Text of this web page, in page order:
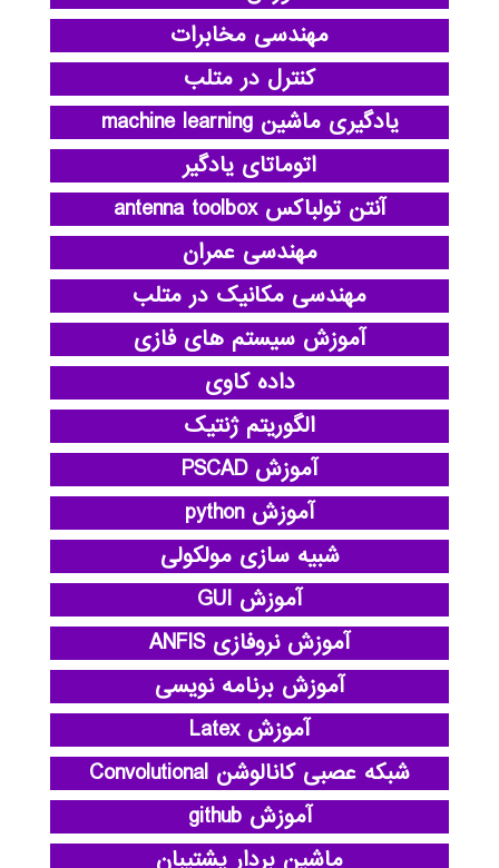
مهندسی مخابرات
کنترل در متلب
یادگیری ماشین machine learning
اتوماتای یادگیر
آنتن تولباکس antenna toolbox
مهندسی عمران
مهندسی مکانیک در متلب
آموزش سیستم های فازی
داده کاوی
الگوریتم ژنتیک
آموزش PSCAD
آموزش python
شبیه سازی مولکولی
آموزش GUI
آموزش نروفازی ANFIS
آموزش برنامه نویسی
آموزش Latex
شبکه عصبی کانالوشن Convolutional
آموزش github
ماشین بردار پشتیبان